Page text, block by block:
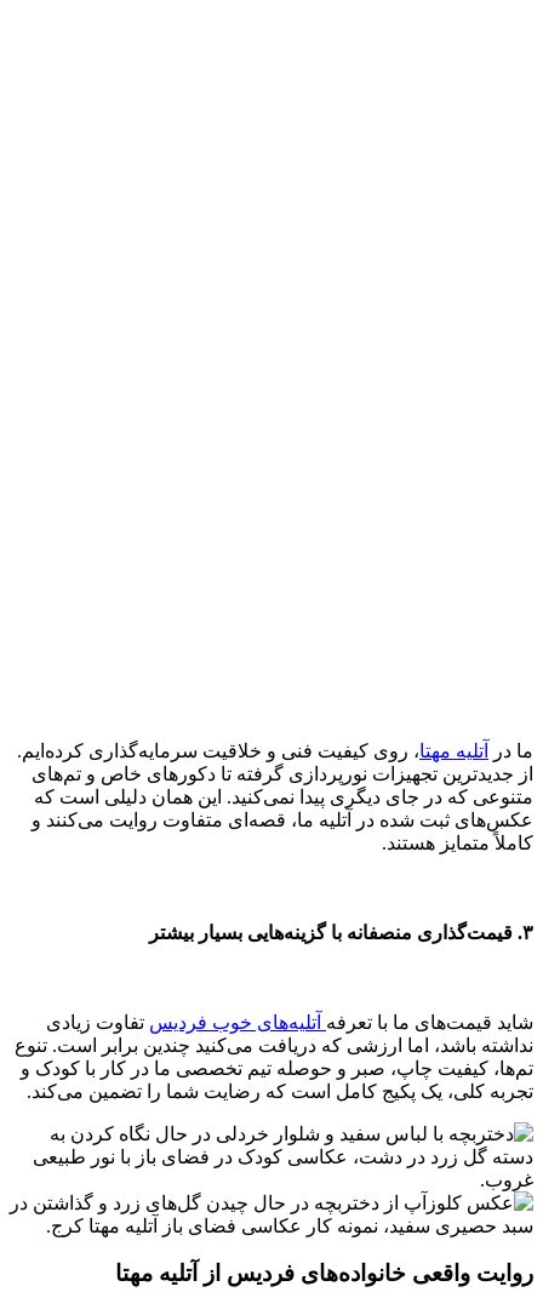
ما در آتلیه مهتا، روی کیفیت فنی و خلاقیت سرمایه‌گذاری کرده‌ایم.
از جدیدترین تجهیزات نورپردازی گرفته تا دکورهای خاص و تم‌های
متنوعی که در جای دیگری پیدا نمی‌کنید. این همان دلیلی است که
عکس‌های ثبت شده در آتلیه ما، قصه‌ای متفاوت روایت می‌کنند و
کاملاً متمایز هستند.
۳. قیمت‌گذاری منصفانه با گزینه‌هایی بسیار بیشتر
شاید قیمت‌های ما با تعرفه آتلیه‌های خوب فردیس تفاوت زیادی
نداشته باشد، اما ارزشی که دریافت می‌کنید چندین برابر است. تنوع
تم‌ها، کیفیت چاپ، صبر و حوصله تیم تخصصی ما در کار با کودک و
تجربه کلی، یک پکیج کامل است که رضایت شما را تضمین می‌کند.
روایت واقعی خانواده‌های فردیس از آتلیه مهتا